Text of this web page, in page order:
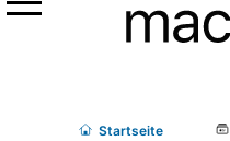
Menü
Startseite